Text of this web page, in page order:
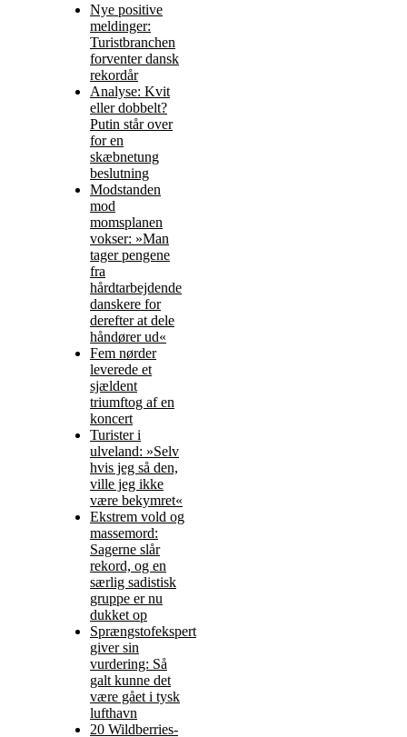
Nye positive
meldinger:
Turistbranchen
forventer dansk
rekordår
Analyse: Kvit
eller dobbelt?
Putin står over
for en
skæbnetung
beslutning
Modstanden
mod
momsplanen
vokser: »Man
tager pengene
fra
hårdtarbejdende
danskere for
derefter at dele
håndører ud«
Fem nørder
leverede et
sjældent
triumftog af en
koncert
Turister i
ulveland: »Selv
hvis jeg så den,
ville jeg ikke
være bekymret«
Ekstrem vold og
massemord:
Sagerne slår
rekord, og en
særlig sadistisk
gruppe er nu
dukket op
Sprængstofekspert
giver sin
vurdering: Så
galt kunne det
være gået i tysk
lufthavn
20 Wildberries-